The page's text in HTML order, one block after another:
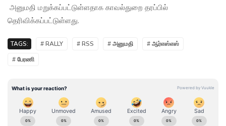
அனுமதி மறுக்கப்பட்டுள்ளதாக காவல்துறை தரப்பில்
தெரிவிக்கப்பட்டுள்ளது.
TAGS: # RALLY # RSS # அனுமதி
# ஆர்எஸ்எஸ்
# பேரணி